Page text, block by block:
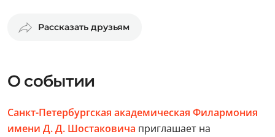
Рассказать друзьям
О событии
Санкт-Петербургская академическая Филармония
имени Д. Д. Шостаковича приглашает на